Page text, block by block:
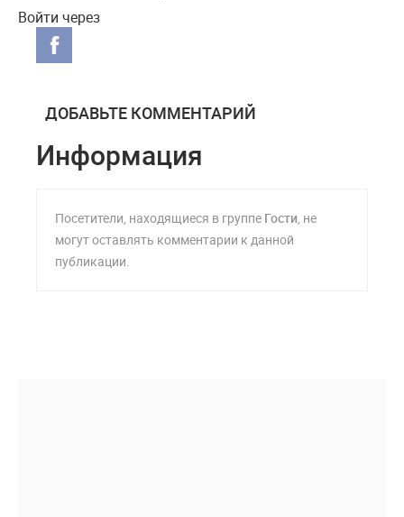
Войти через
ДОБАВЬТЕ КОММЕНТАРИЙ
Информация
Посетители, находящиеся в группе Гости, не
могут оставлять комментарии к данной
публикации.